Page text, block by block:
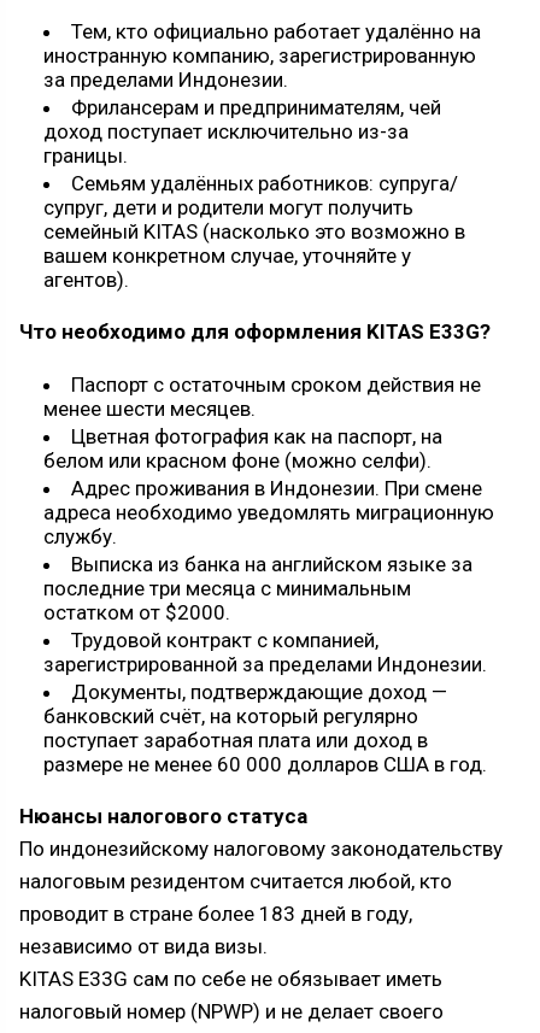
Тем, кто официально работает удалённо на
иностранную компанию, зарегистрированную
за пределами Индонезии.
Фрилансерам и предпринимателям, чей
доход поступает исключительно из-за
границы.
Семьям удалённых работников: супруга/
супруг, дети и родители могут получить
семейный KITAS (насколько это возможно в
вашем конкретном случае, уточняйте у
агентов).
Что необходимо для оформления KITAS E33G?
Паспорт с остаточным сроком действия не
менее шести месяцев.
Цветная фотография как на паспорт, на
белом или красном фоне (можно селфи).
Адрес проживания в Индонезии. При смене
адреса необходимо уведомлять миграционную
службу.
Выписка из банка на английском языке за
последние три месяца с минимальным
остатком от $2000.
Трудовой контракт с компанией,
зарегистрированной за пределами Индонезии.
Документы, подтверждающие доход —
банковский счёт, на который регулярно
поступает заработная плата или доход в
размере не менее 60 000 долларов США в год.
Нюансы налогового статуса
По индонезийскому налоговому законодательству
налоговым резидентом считается любой, кто
проводит в стране более 183 дней в году,
независимо от вида визы.
KITAS E33G сам по себе не обязывает иметь
налоговый номер (NPWP) и не делает своего